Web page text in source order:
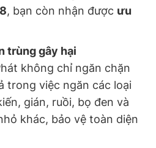
, bạn còn nhận được ưu
trùng gây hại
không chỉ ngăn chặn
trong việc ngăn các loại
gián, ruồi, bọ đen và
khác, bảo vệ toàn diện